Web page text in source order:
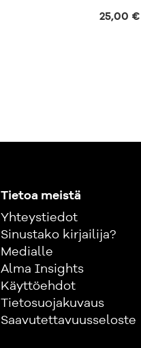
25,00 €
Tietoa meistä
Yhteystiedot
Sinustako kirjailija?
Medialle
Alma Insights
Käyttöehdot
Tietosuojakuvaus
Saavutettavuusseloste